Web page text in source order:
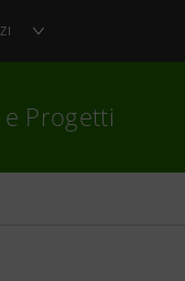
e Progetti